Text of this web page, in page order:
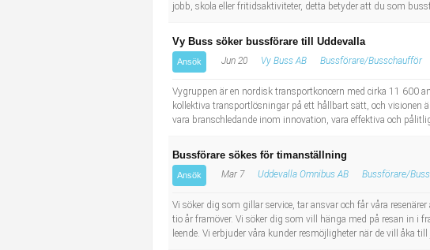
jobb, skola eller fritidsaktiviteter, detta betyder att du som
Vy Buss söker bussförare till Uddevalla
Ansök Jun 20 Vy Buss AB Bussförare/Busschaufför
Vygruppen är en nordisk transportkoncern med cirka 11 600
kollektiva transportlösningar på ett hållbart sätt, och visionen
vara branschledande inom innovation, vara effektiva och
Bussförare sökes för timanställning
Ansök Mar 7 Uddevalla Omnibus AB Bussförare/
Vi söker dig som gillar service, tar ansvar och får våra
tio år framöver. Vi söker dig som vill hänga med på resan in i
leende. Vi erbjuder våra kunder resmöjligheter när de vill åka